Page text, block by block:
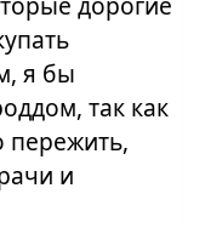
я бы
так как
и